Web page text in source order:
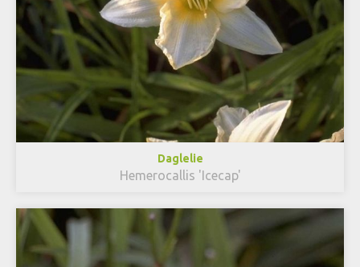
Daglelie
Hemerocallis 'Icecap'